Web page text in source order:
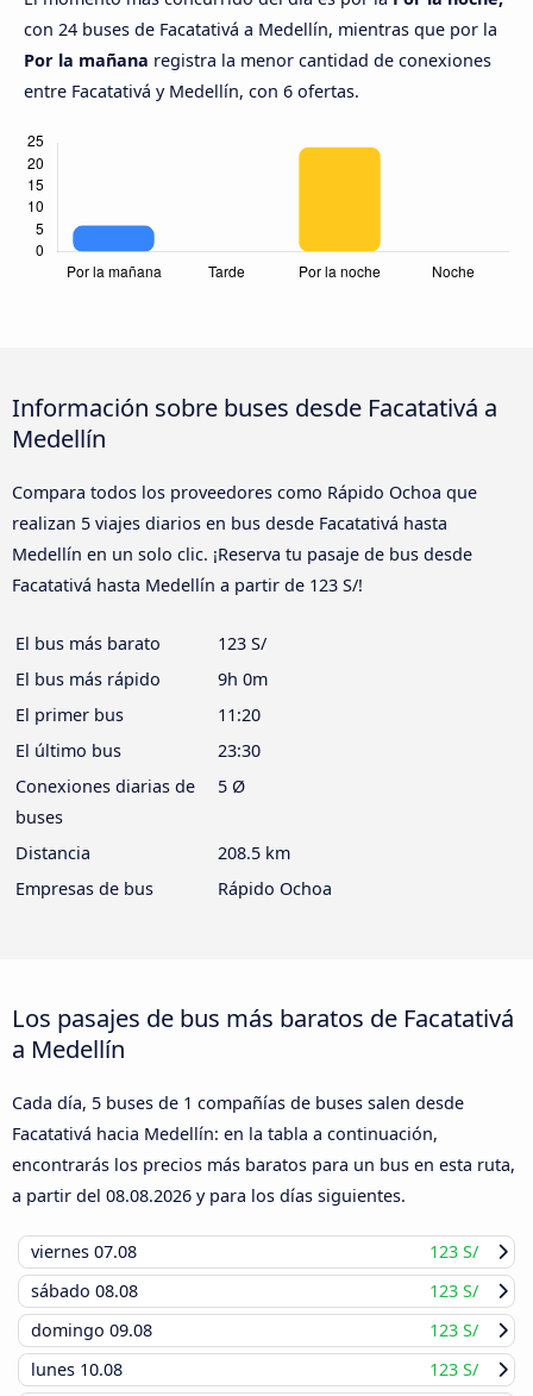
con 24 buses de Facatativá a Medellín, mientras que por la
Por la mañana registra la menor cantidad de conexiones
entre Facatativá y Medellín, con 6 ofertas.
Información sobre buses desde Facatativá a
Medellín
Compara todos los proveedores como Rápido Ochoa que
realizan 5 viajes diarios en bus desde Facatativá hasta
Medellín en un solo clic. ¡Reserva tu pasaje de bus desde
Facatativá hasta Medellín a partir de 123 S/!
El bus más barato
123 S/
El bus más rápido
9h 0m
El primer bus
11:20
El último bus
23:30
Conexiones diarias de
buses
5 Ø
Distancia
208.5 km
Empresas de bus
Rápido Ochoa
Los pasajes de bus más baratos de Facatativá
a Medellín
Cada día, 5 buses de 1 compañías de buses salen desde
Facatativá hacia Medellín: en la tabla a continuación,
encontrarás los precios más baratos para un bus en esta ruta,
a partir del 08.08.2026 y para los días siguientes.
viernes 07.08
123 S/
sábado 08.08
123 S/
domingo 09.08
123 S/
lunes 10.08
123 S/